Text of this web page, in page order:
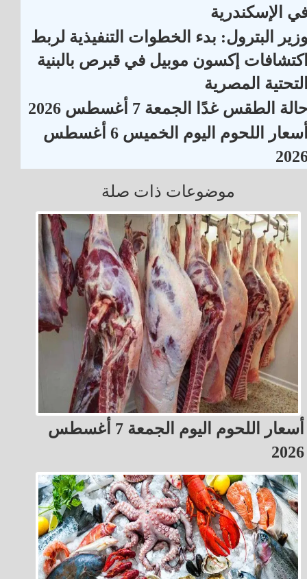
الإسكندرية
البترول: بدء الخطوات التنفيذية لربط
إكسون موبيل في قبرص بالبنية
المصرية
الطقس غدًا الجمعة 7 أغسطس 2026
أسعار اللحوم اليوم الخميس 6 أغسطس
موضوعات ذات صلة
أسعار اللحوم اليوم الجمعة 7 أغسطس
2026